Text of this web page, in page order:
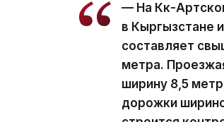
— На Көк-
в Кыргызстане
составляет
метра.
ширину 8,5
дорожки